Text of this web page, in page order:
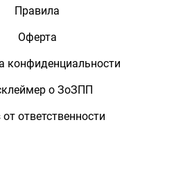
Правила
Оферта
конфиденциальности
о ЗоЗПП
ответственности